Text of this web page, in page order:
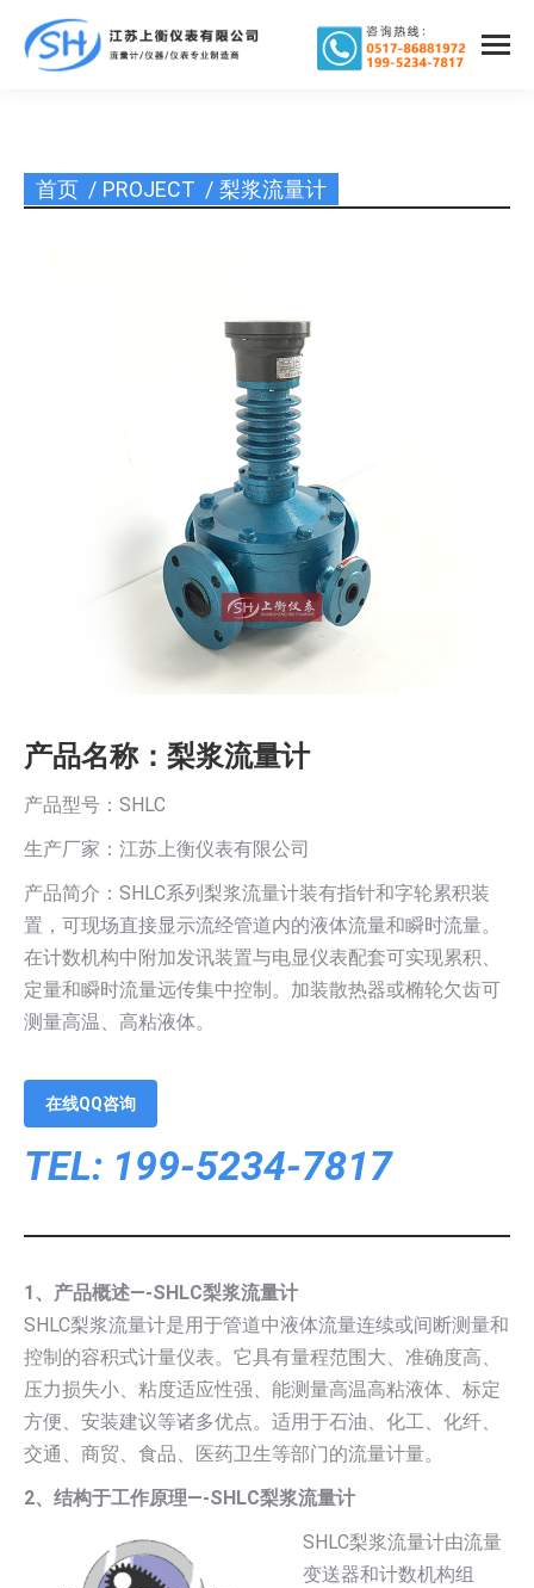
您在这里：
首页 PROJECT 梨浆流量计
产品名称：梨浆流量计
产品型号：SHLC
生产厂家：江苏上衡仪表有限公司
产品简介：SHLC系列梨浆流量计装有指针和字轮累积装
置，可现场直接显示流经管道内的液体流量和瞬时流量。
在计数机构中附加发讯装置与电显仪表配套可实现累积、
定量和瞬时流量远传集中控制。加装散热器或椭轮欠齿可
测量高温、高粘液体。
在线QQ咨询
TEL: 199-5234-7817
1、产品概述—-SHLC梨浆流量计
SHLC梨浆流量计是用于管道中液体流量连续或间断测量和
控制的容积式计量仪表。它具有量程范围大、准确度高、
压力损失小、粘度适应性强、能测量高温高粘液体、标定
方便、安装建议等诸多优点。适用于石油、化工、化纤、
交通、商贸、食品、医药卫生等部门的流量计量。
2、结构于工作原理—-SHLC梨浆流量计
SHLC梨浆流量计由流量
变送器和计数机构组